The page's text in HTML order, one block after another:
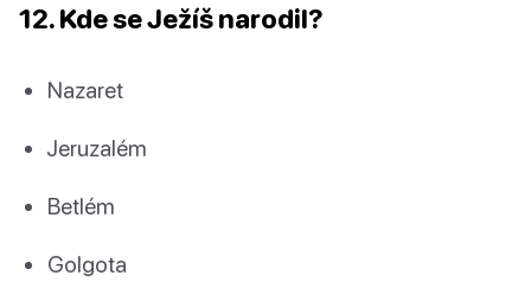
12. Kde se Ježíš narodil?
Nazaret
Jeruzalém
Betlém
Golgota